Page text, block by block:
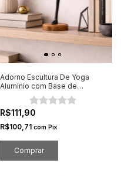
Adorno Escultura De Yoga
Alumínio com Base de
Madeira Preto
R$111,90
R$100,71 com Pix
Comprar